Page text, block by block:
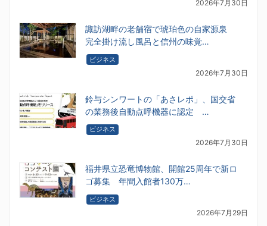
2026年7月30日
諏訪湖畔の老舗宿で琥珀色の自家源泉
完全掛け流し風呂と信州の味覚…
ビジネス
2026年7月30日
鈴与シンワートの「あさレポ」、国交省
の業務後自動点呼機器に認定 …
ビジネス
2026年7月30日
福井県立恐竜博物館、開館25周年で新ロ
ゴ募集 年間入館者130万…
ビジネス
2026年7月29日